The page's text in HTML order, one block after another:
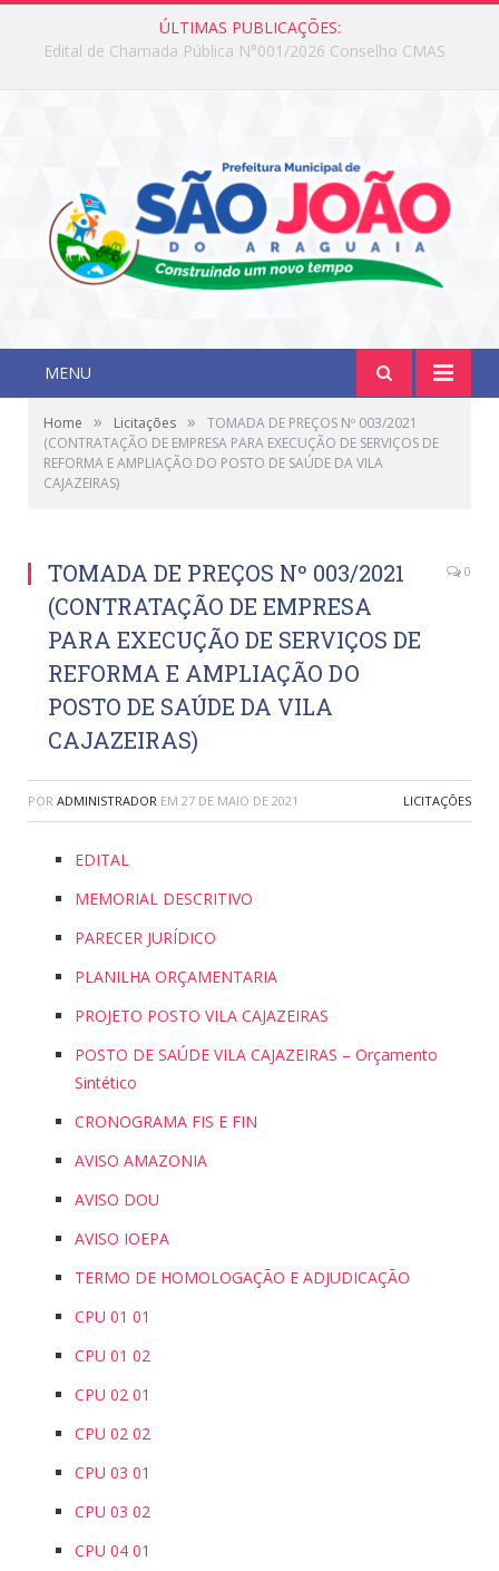
ÚLTIMAS PUBLICAÇÕES:
Edital de Chamada Pública N°001/2026 Conselho CMAS
MENU
Home » Licitações »
TOMADA DE PREÇOS Nº 003/2021
(CONTRATAÇÃO DE EMPRESA PARA EXECUÇÃO DE SERVIÇOS DE
REFORMA E AMPLIAÇÃO DO POSTO DE SAÚDE DA VILA
CAJAZEIRAS)
TOMADA DE PREÇOS Nº 003/2021
(CONTRATAÇÃO DE EMPRESA
PARA EXECUÇÃO DE SERVIÇOS DE
REFORMA E AMPLIAÇÃO DO
POSTO DE SAÚDE DA VILA
CAJAZEIRAS)
0
POR ADMINISTRADOR EM 27 DE MAIO DE 2021 LICITAÇÕES
EDITAL
MEMORIAL DESCRITIVO
PARECER JURÍDICO
PLANILHA ORÇAMENTARIA
PROJETO POSTO VILA CAJAZEIRAS
POSTO DE SAÚDE VILA CAJAZEIRAS – Orçamento
Sintético
CRONOGRAMA FIS E FIN
AVISO AMAZONIA
AVISO DOU
AVISO IOEPA
TERMO DE HOMOLOGAÇÃO E ADJUDICAÇÃO
CPU 01 01
CPU 01 02
CPU 02 01
CPU 02 02
CPU 03 01
CPU 03 02
CPU 04 01